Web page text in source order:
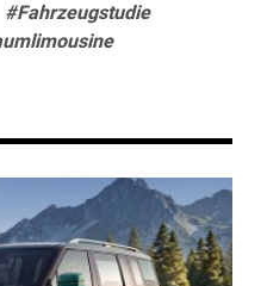
#Fahrzeugstudie